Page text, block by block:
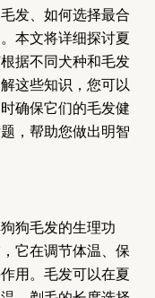
发、如何选择最合
本文将详细探讨夏
据不同犬种和毛发
这些知识，您可以
确保它们的毛发健
，帮助您做出明智
狗毛发的生理功
它在调节体温、保
用。毛发可以在夏